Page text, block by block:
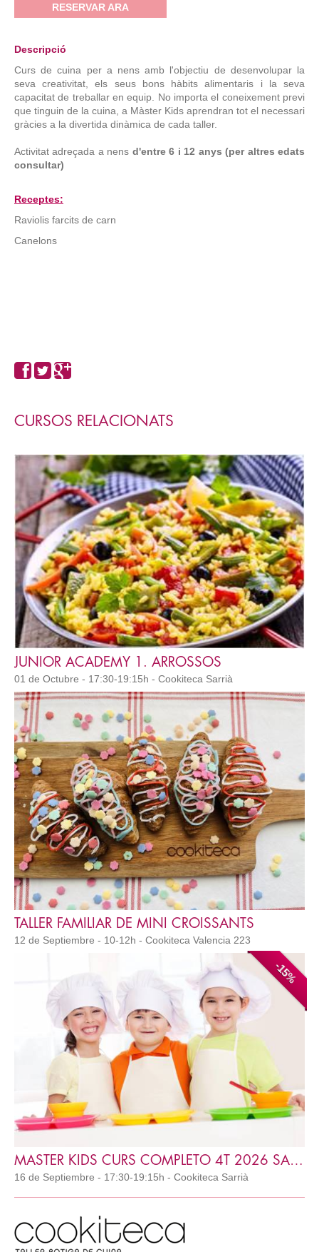
RESERVAR ARA
Descripció
Curs de cuina per a nens amb l'objectiu de desenvolupar la
seva creativitat, els seus bons hàbits alimentaris i la seva
capacitat de treballar en equip. No importa el coneixement previ
que tinguin de la cuina, a Màster Kids aprendran tot el necessari
gràcies a la divertida dinàmica de cada taller.
Activitat adreçada a nens d'entre 6 i 12 anys (per altres edats
consultar)
Receptes:
Raviolis farcits de carn
Canelons
CURSOS RELACIONATS
JUNIOR ACADEMY 1. ARROSSOS
01 de Octubre - 17:30-19:15h - Cookiteca Sarrià
TALLER FAMILIAR DE MINI CROISSANTS
12 de Septiembre - 10-12h - Cookiteca Valencia 223
-15%
16 de Septiembre - 17:30-19:15h - Cookiteca Sarrià